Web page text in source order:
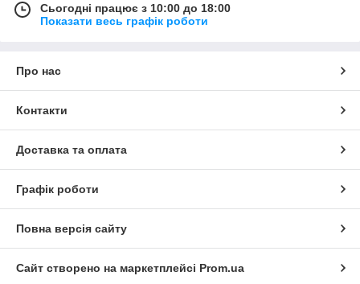
Сьогодні працює з 10:00 до 18:00
Показати весь графік роботи
Про нас
Контакти
Доставка та оплата
Графік роботи
Повна версія сайту
Сайт створено на маркетплейсі Prom.ua